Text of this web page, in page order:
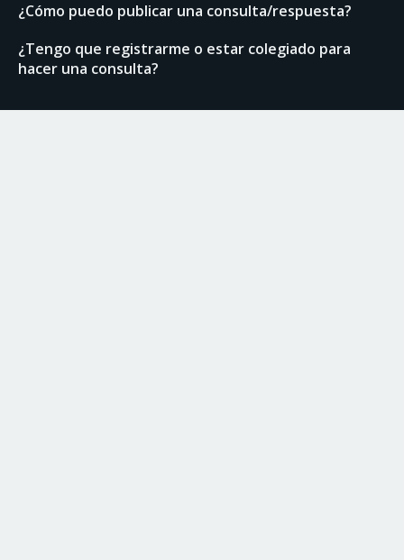
¿Cómo puedo publicar una consulta/respuesta?
¿Tengo que registrarme o estar colegiado para
hacer una consulta?